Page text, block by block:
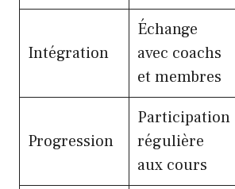
Intégration
Échange
avec coachs
et membres
Progression
Participation
régulière
aux cours